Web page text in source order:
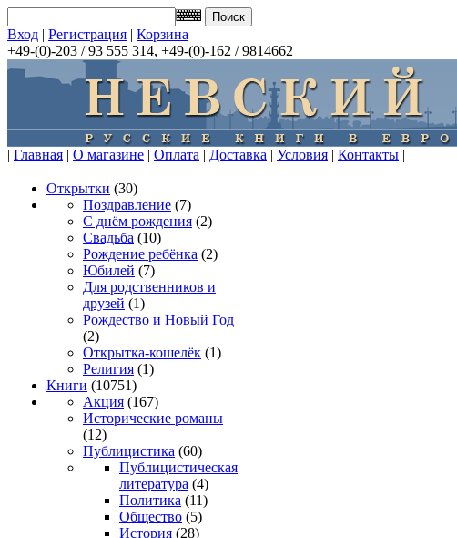
Вход | Регистрация | Корзина
+49-(0)-203 / 93 555 314, +49-(0)-162 / 9814662
| Главная | О магазине | Оплата | Доставка | Условия | Контакты |
Открытки (30)
Поздравление (7)
С днём рождения (2)
Свадьба (10)
Рождение ребёнка (2)
Юбилей (7)
Для родственников и
друзей (1)
Рождество и Новый Год
(2)
Открытка-кошелёк (1)
Религия (1)
Книги (10751)
Акция (167)
Исторические романы
(12)
Публицистика (60)
Публицистическая
литература (4)
Политика (11)
Общество (5)
История (28)